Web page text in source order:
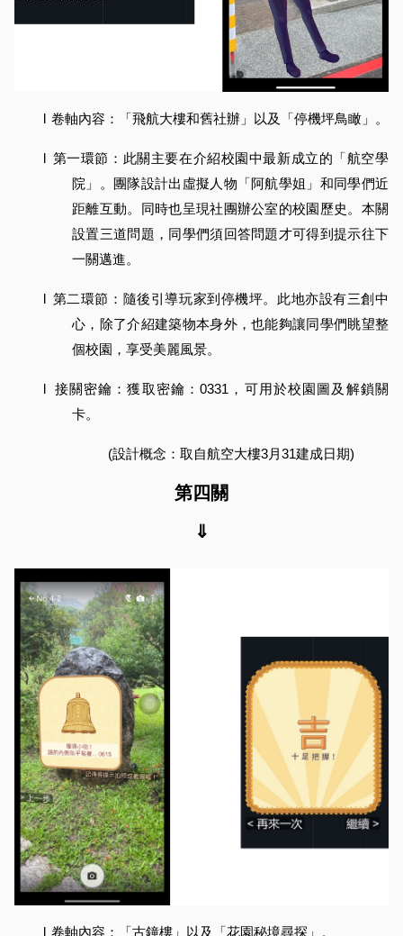
l 卷軸內容：「飛航大樓和舊社辦」以及「停機坪鳥瞰」。
l 第一環節：此關主要在介紹校園中最新成立的「航空學
院」。團隊設計出虛擬人物「阿航學姐」和同學們近
距離互動。同時也呈現社團辦公室的校園歷史。本關
設置三道問題，同學們須回答問題才可得到提示往下
一關邁進。
l 第二環節：隨後引導玩家到停機坪。此地亦設有三創中
心，除了介紹建築物本身外，也能夠讓同學們眺望整
個校園，享受美麗風景。
l
接關密鑰：獲取密鑰：0331，可用於校園圖及解鎖關
卡。
(設計概念：取自航空大樓3月31建成日期)
第四關
⇓
卷軸內容：「古鐘樓」以及「花園秘境尋探」。